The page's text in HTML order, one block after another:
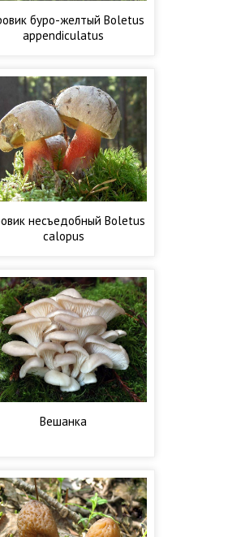
буро-желтый Boletus
appendiculatus
несъедобный Boletus
calopus
Вешанка